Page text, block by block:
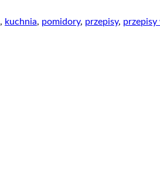
, kuchnia, pomidory, przepisy, przepisy